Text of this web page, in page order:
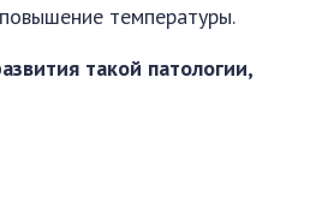
температуры.
такой патологии,